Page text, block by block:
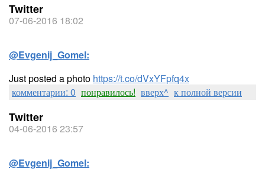
Twitter
07-06-2016 18:02
@Evgenij_Gomel:
Just posted a photo https://t.co/dVxYFpfq4x
комментарии: 0 понравилось! вверх^ к полной версии
Twitter
04-06-2016 23:57
@Evgenij_Gomel: